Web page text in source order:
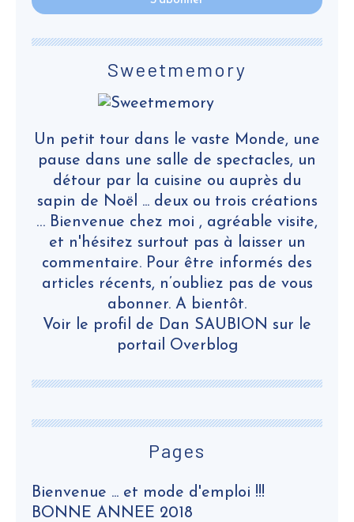
Pages
Bienvenue ... et mode d'emploi !!!
BONNE ANNEE 2018
Sweetmemory
Un petit tour dans le vaste Monde, une
pause dans une salle de spectacles, un
détour par la cuisine ou auprès du
sapin de Noël ... deux ou trois créations
… Bienvenue chez moi , agréable visite,
et n'hésitez surtout pas à laisser un
commentaire. Pour être informés des
articles récents, n’oubliez pas de vous
abonner. A bientôt.
Voir le profil de Dan SAUBION sur le
portail Overblog